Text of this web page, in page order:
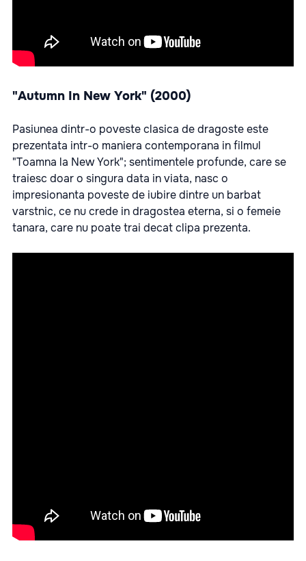
"Autumn In New York" (2000)
Pasiunea dintr-o poveste clasica de dragoste este
prezentata intr-o maniera contemporana in filmul
"Toamna la New York"; sentimentele profunde, care se
traiesc doar o singura data in viata, nasc o
impresionanta poveste de iubire dintre un barbat
varstnic, ce nu crede in dragostea eterna, si o femeie
tanara, care nu poate trai decat clipa prezenta.